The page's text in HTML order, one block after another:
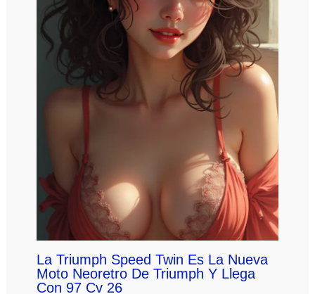
La Triumph Speed Twin Es La Nueva
Moto Neoretro De Triumph Y Llega
Con 97 Cv 26